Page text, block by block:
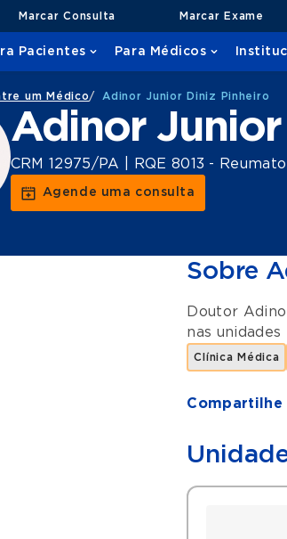
Marcar Consulta Marcar Exame
Pacientes Para Médicos
um Médico/ Adinor Junior Diniz Pinheiro
Adinor
CRM 12975/PA | RQE 8013 -
Agende uma consulta
Sobre
Doutor
nas unidades
Clínica Médica
Compartilhe